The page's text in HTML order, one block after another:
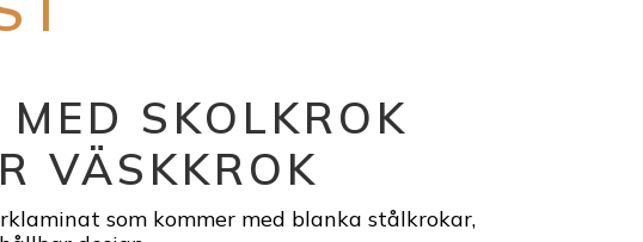
SKOLKROK
VÄSKKROK
som kommer med blanka stålkrokar,